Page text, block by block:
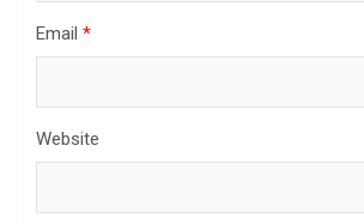
Email *
Website